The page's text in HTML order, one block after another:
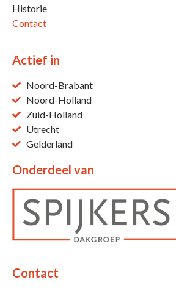
Historie
Contact
Actief in
Noord-Brabant
Noord-Holland
Zuid-Holland
Utrecht
Gelderland
Onderdeel van
Contact